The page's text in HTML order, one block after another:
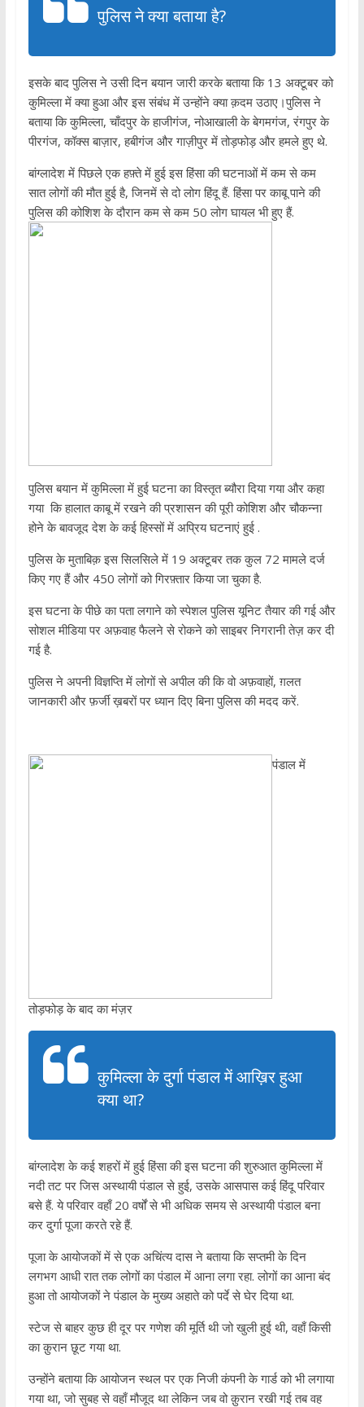
पुलिस ने क्या बताया है?
इसके बाद पुलिस ने उसी दिन बयान जारी करके बताया कि 13 अक्टूबर को
कुमिल्ला में क्या हुआ और इस संबंध में उन्होंने क्या क़दम उठाए।पुलिस ने
बताया कि कुमिल्ला, चाँदपुर के हाजीगंज, नोआखाली के बेगमगंज, रंगपुर के
पीरगंज, कॉक्स बाज़ार, हबीगंज और गाज़ीपुर में तोड़फोड़ और हमले हुए थे.
बांग्लादेश में पिछले एक हफ़्ते में हुई इस हिंसा की घटनाओं में कम से कम
सात लोगों की मौत हुई है, जिनमें से दो लोग हिंदू हैं. हिंसा पर काबू पाने की
पुलिस की कोशिश के दौरान कम से कम 50 लोग घायल भी हुए हैं.
पुलिस बयान में कुमिल्ला में हुई घटना का विस्तृत ब्यौरा दिया गया और कहा
गया कि हालात काबू में रखने की प्रशासन की पूरी कोशिश और चौकन्ना
होने के बावजूद देश के कई हिस्सों में अप्रिय घटनाएं हुई .
पुलिस के मुताबिक़ इस सिलसिले में 19 अक्टूबर तक कुल 72 मामले दर्ज
किए गए हैं और 450 लोगों को गिरफ़्तार किया जा चुका है.
इस घटना के पीछे का पता लगाने को स्पेशल पुलिस यूनिट तैयार की गई और
सोशल मीडिया पर अफ़वाह फैलने से रोकने को साइबर निगरानी तेज़ कर दी
गई है.
पुलिस ने अपनी विज्ञप्ति में लोगों से अपील की कि वो अफ़वाहों, ग़लत
जानकारी और फ़र्जी ख़बरों पर ध्यान दिए बिना पुलिस की मदद करें.
पंडाल में
तोड़फोड़ के बाद का मंज़र
कुमिल्ला के दुर्गा पंडाल में आख़िर हुआ
क्या था?
बांग्लादेश के कई शहरों में हुई हिंसा की इस घटना की शुरुआत कुमिल्ला में
नदी तट पर जिस अस्थायी पंडाल से हुई, उसके आसपास कई हिंदू परिवार
बसे हैं. ये परिवार वहाँ 20 वर्षों से भी अधिक समय से अस्थायी पंडाल बना
कर दुर्गा पूजा करते रहे हैं.
पूजा के आयोजकों में से एक अचिंत्य दास ने बताया कि सप्तमी के दिन
लगभग आधी रात तक लोगों का पंडाल में आना लगा रहा. लोगों का आना बंद
हुआ तो आयोजकों ने पंडाल के मुख्य अहाते को पर्दे से घेर दिया था.
स्टेज से बाहर कुछ ही दूर पर गणेश की मूर्ति थी जो खुली हुई थी, वहाँ किसी
का क़ुरान छूट गया था.
उन्होंने बताया कि आयोजन स्थल पर एक निजी कंपनी के गार्ड को भी लगाया
गया था, जो सुबह से वहाँ मौजूद था लेकिन जब वो क़ुरान रखी गई तब वह